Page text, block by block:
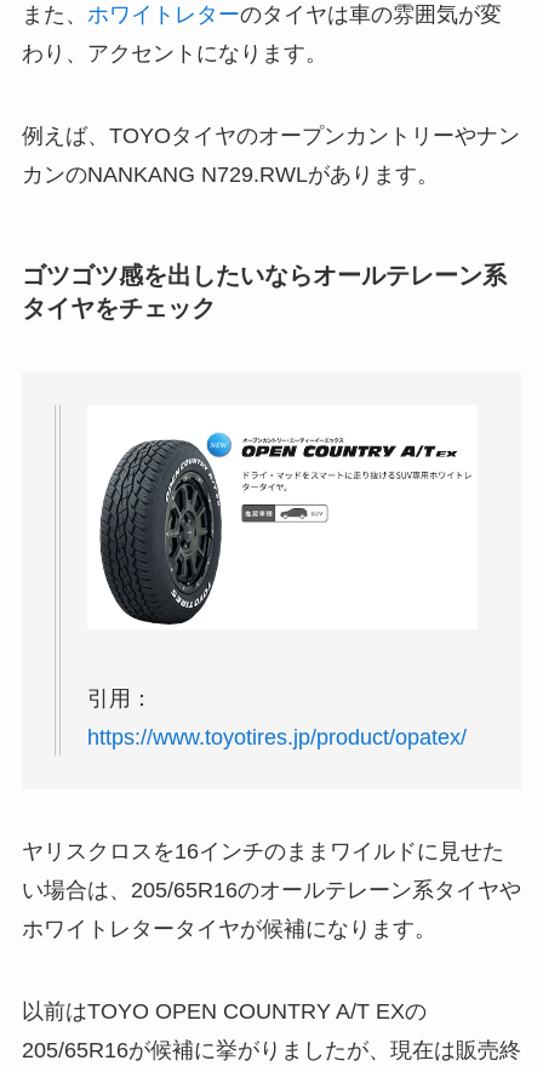
また、 ホワイトレターのタイヤは車の雰囲気が変
わり、アクセントになります。
例えば、TOYOタイヤのオープンカントリーやナン
カンのNANKANG N729.RWLがあります。
ゴツゴツ感を出したいならオールテレーン系
タイヤをチェック
引用：
https://www.toyotires.jp/product/opatex/
ヤリスクロスを16インチのままワイルドに見せた
い場合は、205/65R16のオールテレーン系タイヤや
ホワイトレタータイヤが候補になります。
以前はTOYO OPEN COUNTRY A/T EXの
205/65R16が候補に挙がりましたが、現在は販売終